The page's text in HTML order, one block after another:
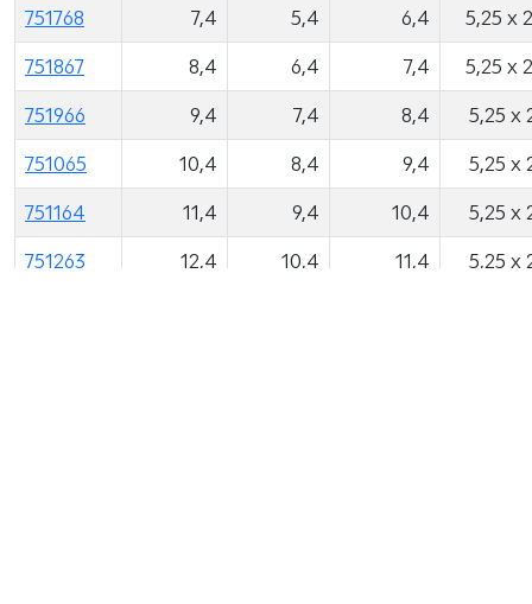
751768 7,4 5,4 6,4 5,25 x
751867 8,4 6,4 7,4 5,25 x
751966 9,4 7,4 8,4 5,25 x
751065 10,4 8,4 9,4 5,25 x
751164 11,4 9,4 10,4 5,25 x
751263 12,4 10,4 11,4 5,25 x